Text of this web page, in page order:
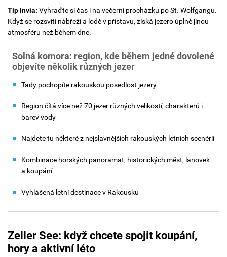
Tip Invia: Vyhraďte si čas i na večerní procházku po St. Wolfgangu.
Když se rozsvítí nábřeží a lodě v přístavu, získá jezero úplně jinou
atmosféru než během dne.
Solná komora: region, kde během jedné dovolené
objevíte několik různých jezer
Tady pochopíte rakouskou posedlost jezery
Region čítá více než 70 jezer různých velikostí, charakterů i
barev vody
Najdete tu některé z nejslavnějších rakouských letních scenérií
Kombinace horských panoramat, historických měst, lanovek
a koupání
Vyhlášená letní destinace v Rakousku
Zeller See: když chcete spojit koupání,
hory a aktivní léto